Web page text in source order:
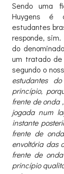
Sendo uma
Huygens é
estudantes
responde,
do denominado
um tratado
segundo o
estudantes
princípio,
frente de onda
jogada num
instante
frente de
envoltória das
frente de
princípio